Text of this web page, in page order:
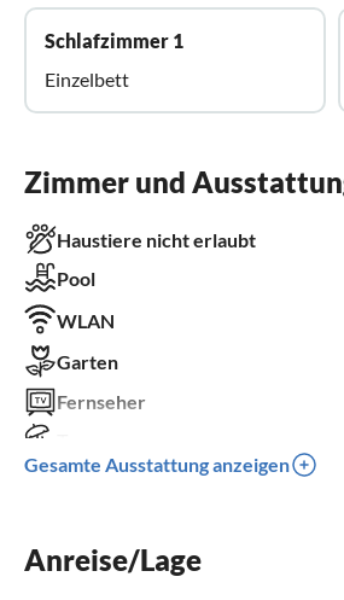
Schlafzimmer 1
Einzelbett
Zimmer und
Haustiere nicht erlaubt
Pool
WLAN
Garten
Fernseher
Spülmaschine
Kamin
Gesamte Ausstattung anzeigen
Anreise/Lage